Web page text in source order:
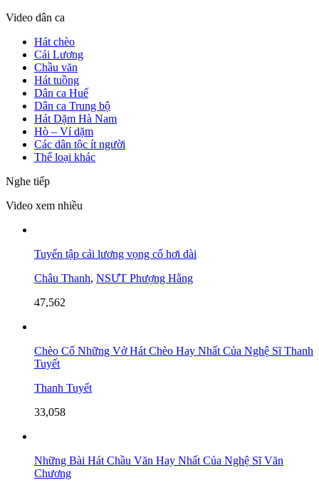
Video dân ca
Hát chèo
Cải Lương
Chầu văn
Hát tuồng
Dân ca Huế
Dân ca Trung bộ
Hát Dặm Hà Nam
Hò – Ví dặm
Các dân tộc ít người
Thể loại khác
Nghe tiếp
Video xem nhiều
Tuyển tập cải lương vọng cổ hơi dài
Châu Thanh, NSƯT Phượng Hằng
47,562
Chèo Cổ Những Vở Hát Chèo Hay Nhất Của Nghệ Sĩ Thanh
Tuyết
Thanh Tuyết
33,058
Những Bài Hát Chầu Văn Hay Nhất Của Nghệ Sĩ Văn
Chương